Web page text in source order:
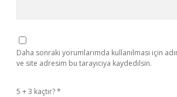
Daha sonraki yorumlarımda kullanılması için
ve site adresim bu tarayıcıya kaydedilsin.
5 + 3 kaçtır?*